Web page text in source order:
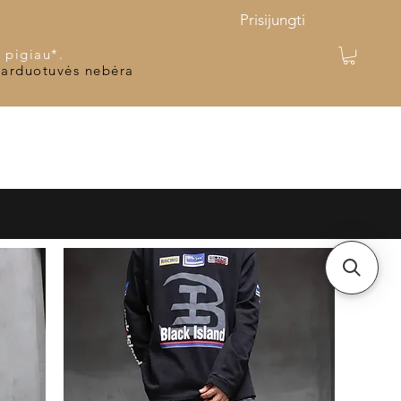
Prisijungti
pigiau*.
nebėra